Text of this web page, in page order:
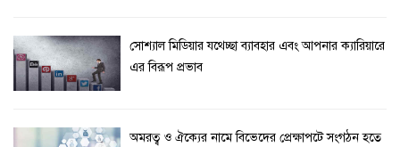
সোশ্যাল মিডিয়ার যথেচ্ছা ব্যাবহার এবং আপনার ক্যারিয়ারে
এর বিরূপ প্রভাব
অমরত্ব ও ঐক্যের নামে বিভেদের প্রেক্ষাপটে সংগঠন হতে